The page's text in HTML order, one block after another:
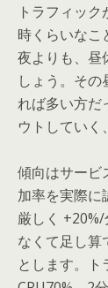
トラフィッ
時くらいなこ
夜よりも、昼
しょう。そ
れば多い方だ
ウトしていく
傾向はサービ
加率を実際に
厳しく
なくて足し算
とします。ト